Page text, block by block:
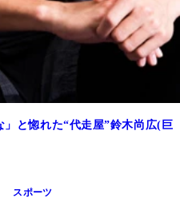
と惚れた“代走屋”鈴木尚広(巨
スポーツ